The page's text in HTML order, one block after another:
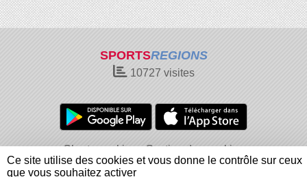
SPORTSREGIONS
10727 visites
Charte cookies
Gestion des cookies
Informations légales
Signaler un contenu inapproprié
Ce site utilise des cookies et vous donne le contrôle sur ceux
que vous souhaitez activer